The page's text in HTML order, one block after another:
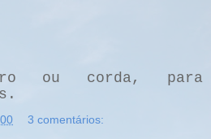
ou corda, para
3 comentários: